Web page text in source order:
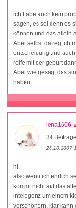
ich habe auch kein
sagen, es sei denn es
können und das allein
Aber selbst da reg ich
entscheidung und
reife mit der geburt
Aber wie gesagt das
haben.
lena1606
34 Beiträge
26.10.2007
hi,
also wenn ich ehrlich
kommt nicht auf das
intelegenz um einem
verschönern, klar kann